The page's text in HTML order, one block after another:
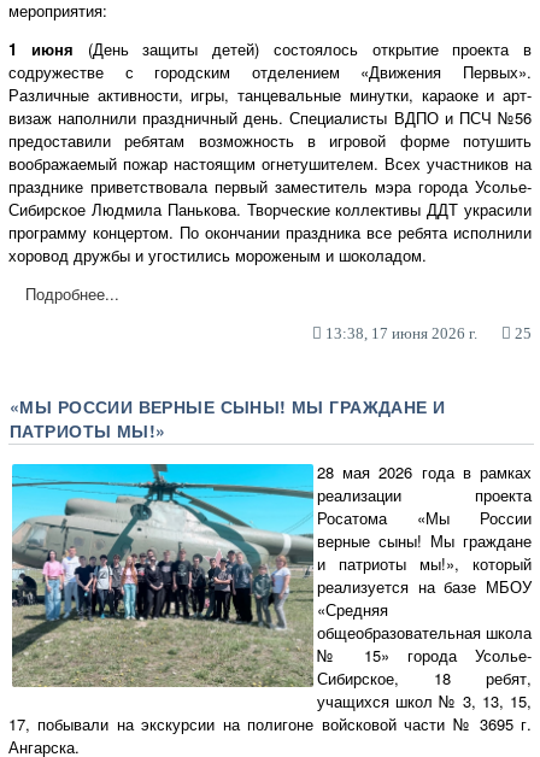
мероприятия:
1 июня (День защиты детей) состоялось открытие проекта в
содружестве с городским отделением «Движения Первых».
Различные активности, игры, танцевальные минутки, караоке и арт-
визаж наполнили праздничный день. Специалисты ВДПО и ПСЧ №56
предоставили ребятам возможность в игровой форме потушить
воображаемый пожар настоящим огнетушителем. Всех участников на
празднике приветствовала первый заместитель мэра города Усолье-
Сибирское Людмила Панькова. Творческие коллективы ДДТ украсили
программу концертом. По окончании праздника все ребята исполнили
хоровод дружбы и угостились мороженым и шоколадом.
Подробнее...
13:38, 17 июня 2026 г. 25
«МЫ РОССИИ ВЕРНЫЕ СЫНЫ! МЫ ГРАЖДАНЕ И
ПАТРИОТЫ МЫ!»
28 мая 2026 года в рамках
реализации проекта
Росатома «Мы России
верные сыны! Мы граждане
и патриоты мы!», который
реализуется на базе МБОУ
«Средняя
общеобразовательная школа
№ 15» города Усолье-
Сибирское, 18 ребят,
учащихся школ № 3, 13, 15,
17, побывали на экскурсии на полигоне войсковой части № 3695 г.
Ангарска.